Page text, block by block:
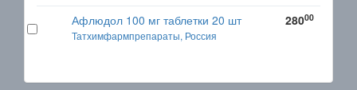
Афлюдол 100 мг таблетки 20 шт
Татхимфармпрепараты, Россия
28000